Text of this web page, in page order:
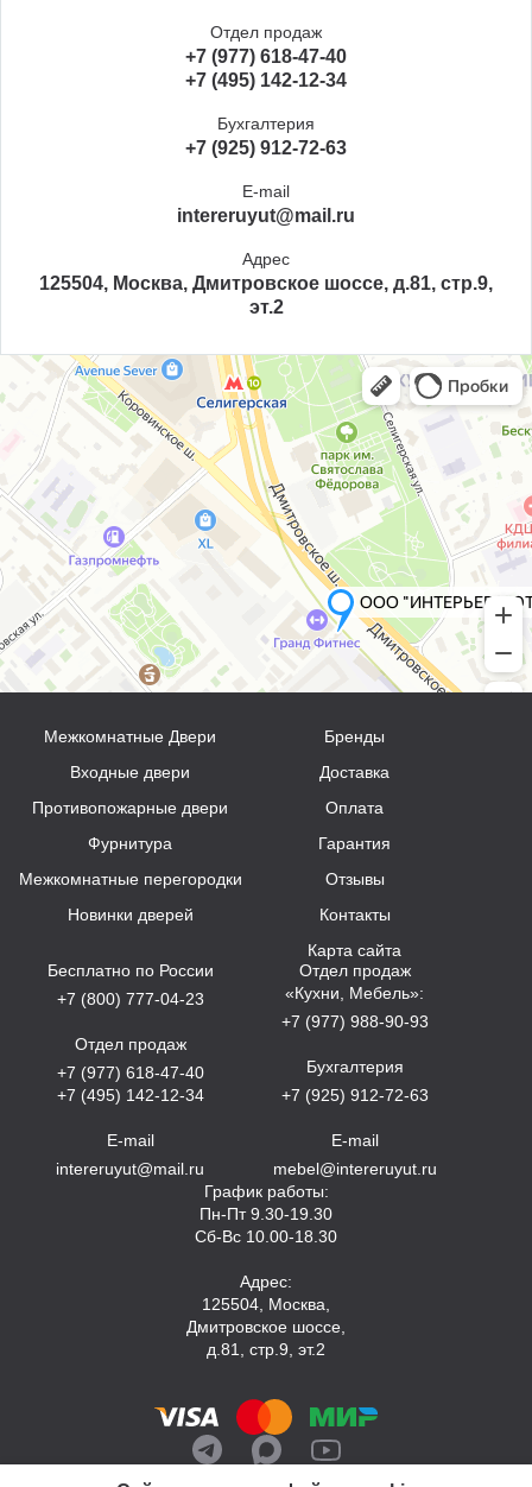
Отдел продаж
+7 (977) 618-47-40
+7 (495) 142-12-34
Бухгалтерия
+7 (925) 912-72-63
E-mail
intereruyut@mail.ru
Адрес
125504, Москва, Дмитровское шоссе, д.81, стр.9,
эт.2
Межкомнатные Двери
Входные двери
Противопожарные двери
Фурнитура
Межкомнатные перегородки
Новинки дверей
Бренды
Доставка
Оплата
Гарантия
Отзывы
Контакты
Карта сайта
Бесплатно по России
+7 (800) 777-04-23
Отдел продаж
+7 (977) 618-47-40
+7 (495) 142-12-34
E-mail
intereruyut@mail.ru
Отдел продаж
«Кухни, Мебель»:
+7 (977) 988-90-93
Бухгалтерия
+7 (925) 912-72-63
E-mail
mebel@intereruyut.ru
График работы:
Пн-Пт 9.30-19.30
Сб-Вс 10.00-18.30
Адрес:
125504, Москва,
Дмитровское шоссе,
д.81, стр.9, эт.2